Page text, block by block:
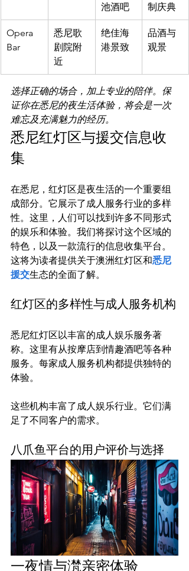
池酒吧
制庆典
Opera
Bar
悉尼歌
剧院附
近
绝佳海
港景致
品酒与
观景
选择正确的场合，加上专业的陪伴。保
证你在悉尼的夜生活体验，将会是一次
难忘及充满魅力的经历。
悉尼红灯区与援交信息收
集
在悉尼，红灯区是夜生活的一个重要组
成部分。它展示了成人服务行业的多样
性。这里，人们可以找到许多不同形式
的娱乐和体验。我们将探讨这个区域的
特色，以及一款流行的信息收集平台。
这将为读者提供关于澳洲红灯区和悉尼
援交
红灯区的多样性与成人服务机构
悉尼红灯区以丰富的成人娱乐服务著
称。这里有从按摩店到情趣酒吧等各种
服务。每家成人服务机构都提供独特的
体验。
这些机构丰富了成人娱乐行业。它们满
八爪鱼平台的用户评价与选择
一夜情与滼亲密体验